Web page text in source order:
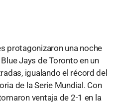
protagonizaron una noche
Jays de Toronto en un
igualando el récord del
de la Serie Mundial. Con
ventaja de 2-1 en la